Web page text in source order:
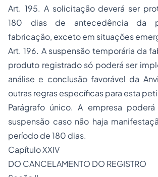
Art. 195. A solicitação deverá ser
180 dias de antecedência da
fabricação, exceto em situações
Art. 196. A suspensão temporária da
produto registrado só poderá ser
análise e conclusão favorável da
outras regras específicas para esta
Parágrafo único. A empresa
suspensão caso não haja
período de 180 dias.
Capítulo XXIV
DO CANCELAMENTO DO REGISTRO